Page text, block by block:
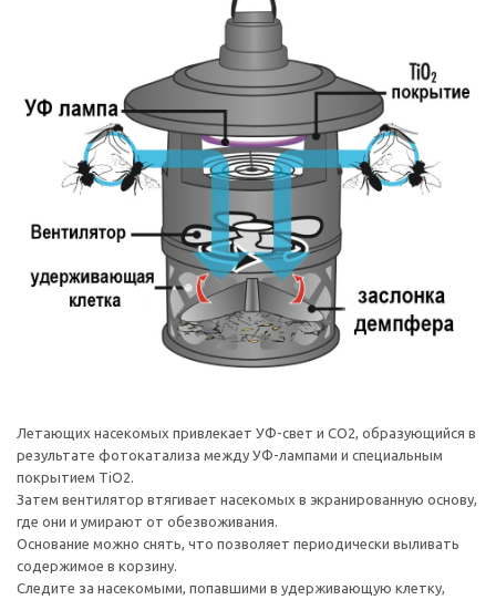
Летающих насекомых привлекает УФ-свет и СО2, образующийся в
результате фотокатализа между УФ-лампами и специальным
покрытием TiO2.
Затем вентилятор втягивает насекомых в экранированную основу,
где они и умирают от обезвоживания.
Основание можно снять, что позволяет периодически выливать
содержимое в корзину.
Следите за насекомыми, попавшими в удерживающую клетку,